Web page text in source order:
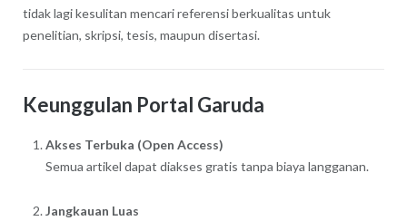
tidak lagi kesulitan mencari referensi berkualitas untuk
penelitian, skripsi, tesis, maupun disertasi.
Keunggulan Portal Garuda
Akses Terbuka (Open Access)
Semua artikel dapat diakses gratis tanpa biaya langganan.
Jangkauan Luas